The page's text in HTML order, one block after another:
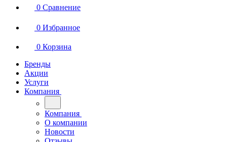
0 Сравнение
0 Избранное
0 Корзина
Бренды
Акции
Услуги
Компания
Компания
О компании
Новости